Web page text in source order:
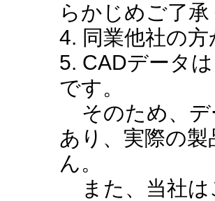
らかじめご了
4. 同業他社の
5. CADデータ
です。
そのため、デ
あり、実際の
ん。
また、当社は